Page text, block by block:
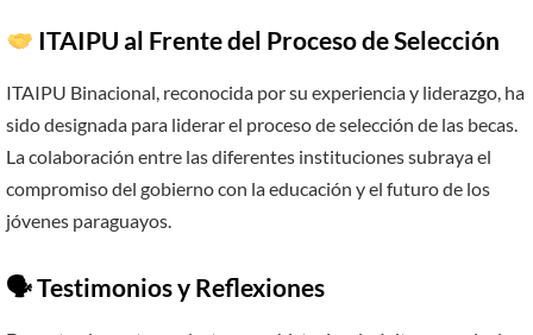
ITAIPU al Frente del Proceso de Selección
ITAIPU Binacional, reconocida por su experiencia y liderazgo, ha
sido designada para liderar el proceso de selección de las becas.
La colaboración entre las diferentes instituciones subraya el
compromiso del gobierno con la educación y el futuro de los
jóvenes paraguayos.
🗣 Testimonios y Reflexiones